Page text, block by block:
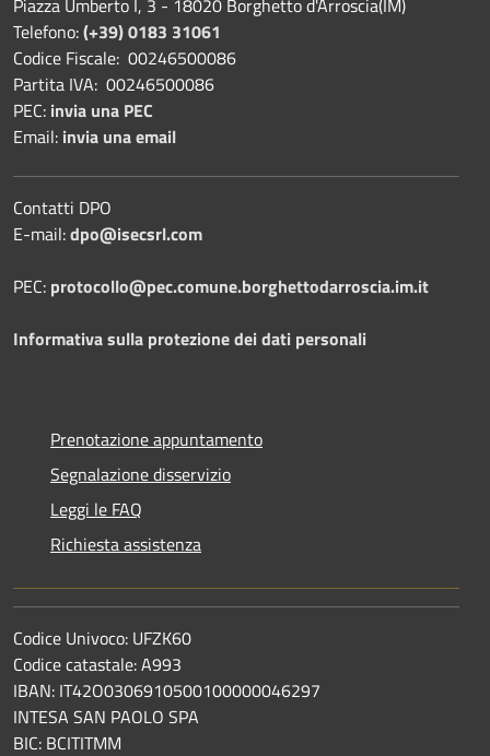
Telefono:(+39) 0183 31061
Codice Fiscale: 00246500086
Partita IVA: 00246500086
PEC: invia una PEC
Email: invia una email
Contatti DPO
E-mail:dpo@isecsrl.com
PEC: protocollo@pec.comune.borghettodarroscia.im.it
Informativa sulla protezione dei dati personali
Prenotazione appuntamento
Segnalazione disservizio
Leggi le FAQ
Richiesta assistenza
Codice Univoco: UFZK60
Codice catastale: A993
IBAN: IT42O0306910500100000046297
INTESA SAN PAOLO SPA
BIC: BCITITMM